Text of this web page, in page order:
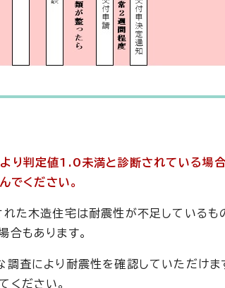
り判定値1.0未満と診断されている場
でください。
た木造住宅は耐震性が不足しているも
合もあります。
調査により耐震性を確認していただけま
ください。